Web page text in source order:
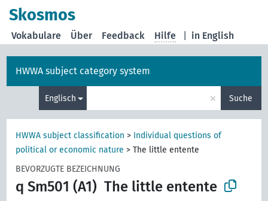
Skosmos
in English
Vokabulare Über Feedback Hilfe
HWWA subject category system
Englisch × Suche
HWWA subject classification > Individual questions of
political or economic nature >The little entente
BEVORZUGTE BEZEICHNUNG
q Sm501 (A1) The little entente